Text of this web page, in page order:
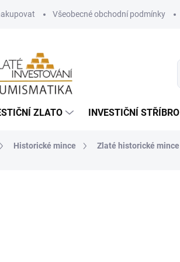
Všeobecné obchodní podmínky
ZLATO INVESTIČNÍ STŘÍBRO
Historické mince Zlaté historické mince